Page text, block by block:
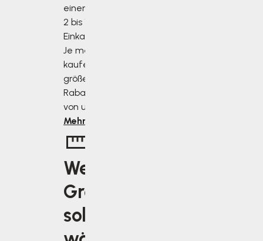
einen Rabatt von
2 bis 10 % des
Einkaufswertes.
Je mehr Sie
kaufen, desto
größer ist der
Rabatt, den Sie
von uns erhalten.
Mehr erfahren
Welche
Größe
soll ich